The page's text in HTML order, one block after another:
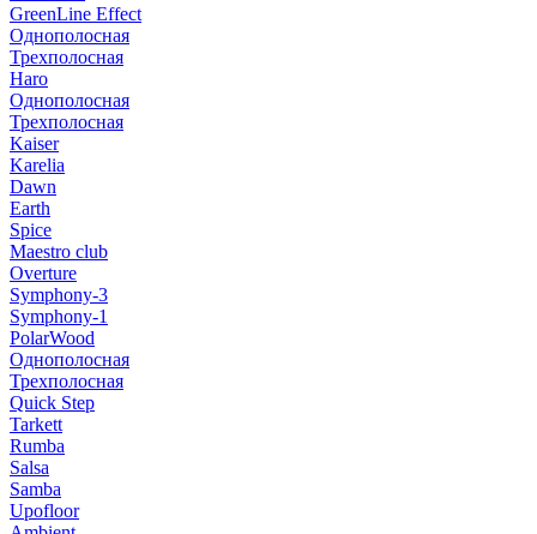
GreenLine Effect
Однополосная
Трехполосная
Haro
Однополосная
Трехполосная
Kaiser
Karelia
Dawn
Earth
Spice
Maestro club
Overture
Symphony-3
Symphony-1
PolarWood
Однополосная
Трехполосная
Quick Step
Tarkett
Rumba
Salsa
Samba
Upofloor